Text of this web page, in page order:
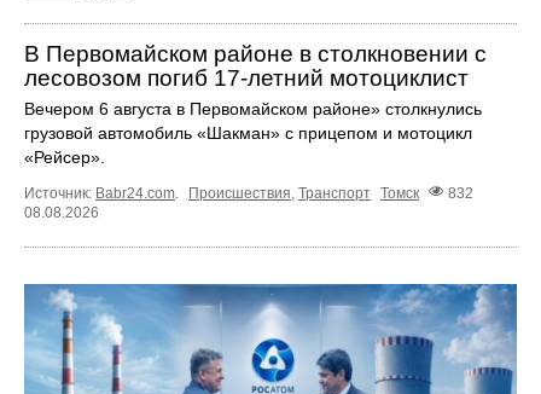
В Первомайском районе в столкновении с
лесовозом погиб 17-летний мотоциклист
Вечером 6 августа в Первомайском районе» столкнулись
грузовой автомобиль «Шакман» с прицепом и мотоцикл
«Рейсер».
Источник: Babr24.com Происшествия Транспорт Томск
832
08.08.2026